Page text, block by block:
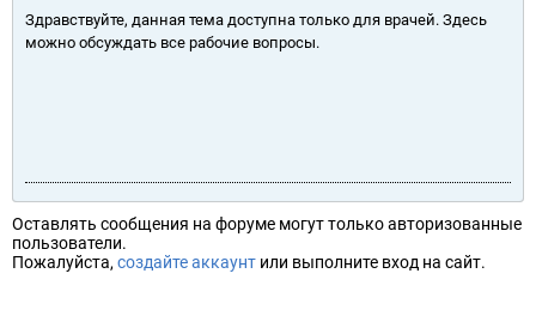
Здравствуйте, данная тема доступна только для врачей. Здесь
можно обсуждать все рабочие вопросы.
Оставлять сообщения на форуме могут только авторизованные
пользователи.
Пожалуйста, создайте аккаунт или выполните вход на сайт.